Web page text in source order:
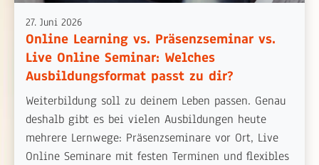
27. Juni 2026
Online Learning vs. Präsenzseminar vs.
Live Online Seminar: Welches
Ausbildungsformat passt zu dir?
Weiterbildung soll zu deinem Leben passen. Genau
deshalb gibt es bei vielen Ausbildungen heute
mehrere Lernwege: Präsenzseminare vor Ort, Live
Online Seminare mit festen Terminen und flexibles